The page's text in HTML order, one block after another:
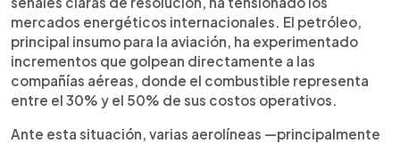
pasajeros. Mientras tanto, la industria se mantiene
en constante evaluación, a la espera de una
estabilización en el suministro y los precios del
petróleo.
mercados energéticos internacionales. El petróleo,
principal insumo para la aviación, ha experimentado
incrementos que golpean directamente a las
compañías aéreas, donde el combustible representa
entre el 30% y el 50% de sus costos operativos.
Ante esta situación, varias aerolíneas —principalmente